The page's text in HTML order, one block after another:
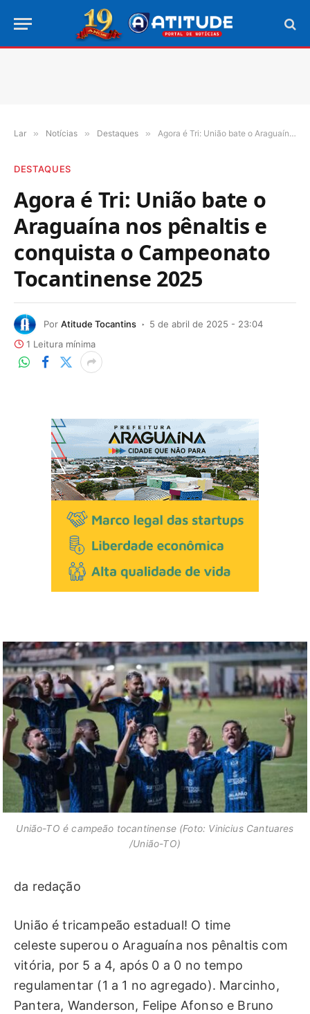
Lar » Notícias » Destaques » Agora é Tri: União bate o Araguaína nos pênaltis e conquista o Campeonato Tocantinense 2025
DESTAQUES
Agora é Tri: União bate o
Araguaína nos pênaltis e
conquista o Campeonato
Tocantinense 2025
Por Atitude Tocantins
5 de abril de 2025 - 23:04
1 Leitura mínima
União-TO é campeão tocantinense (Foto: Vinicius Cantuares
/União-TO)
da redação
União é tricampeão estadual! O time
celeste superou o Araguaína nos pênaltis com
vitória, por 5 a 4, após 0 a 0 no tempo
regulamentar (1 a 1 no agregado). Marcinho,
Pantera, Wanderson, Felipe Afonso e Bruno